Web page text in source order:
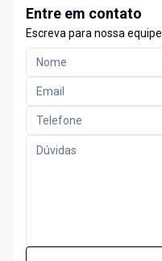
Entre em contato
Escreva para nossa equipe